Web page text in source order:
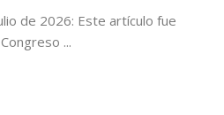
de 2026: Este artículo fue
...